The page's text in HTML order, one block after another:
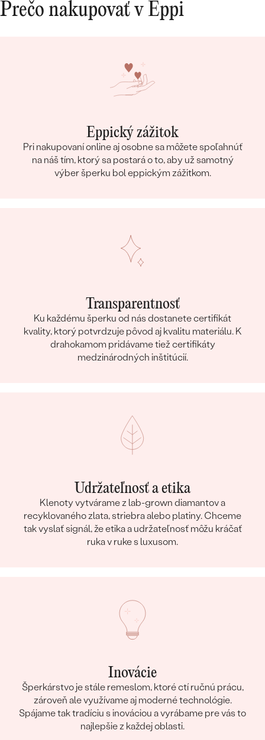
Prečo nakupovať v Eppi
Eppický zážitok
Pri nakupovaní online aj osobne sa môžete spoľahnúť
na náš tím, ktorý sa postará o to, aby už samotný
výber šperku bol eppickým zážitkom.
Transparentnosť
Ku každému šperku od nás dostanete certifikát
kvality, ktorý potvrdzuje pôvod aj kvalitu materiálu. K
drahokamom pridávame tiež certifikáty
medzinárodných inštitúcií.
Udržateľnosť a etika
Klenoty vytvárame z lab-grown diamantov a
recyklovaného zlata, striebra alebo platiny. Chceme
tak vyslať signál, že etika a udržateľnosť môžu kráčať
ruka v ruke s luxusom.
Inovácie
Šperkárstvo je stále remeslom, ktoré ctí ručnú prácu,
zároveň ale využívame aj moderné technológie.
Spájame tak tradíciu s inováciou a vyrábame pre vás to
najlepšie z každej oblasti.